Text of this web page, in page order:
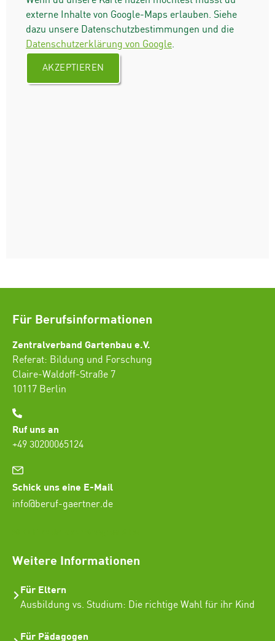
externe Inhalte von Google-Maps erlauben. Siehe
dazu unsere Datenschutzbestimmungen und die
Datenschutzerklärung von Google.
AKZEPTIEREN
Für Berufsinformationen
Zentralverband Gartenbau e.V.
Referat: Bildung und Forschung
Claire-Waldoff-Straße 7
10117 Berlin
Ruf uns an
+49 30200065124
Schick uns eine E-Mail
info@beruf-gaertner.de
Weitere Informationen
Für Eltern
Ausbildung vs. Studium: Die richtige Wahl für ihr Kind
Für Pädagogen